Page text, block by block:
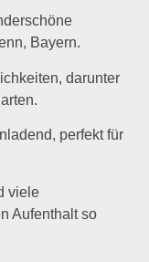
Bayern.
darunter
perfekt für
viele
Aufenthalt so